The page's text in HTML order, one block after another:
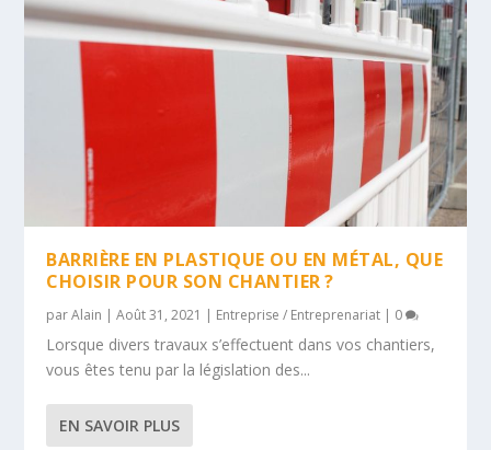
BARRIÈRE EN PLASTIQUE OU EN MÉTAL, QUE
CHOISIR POUR SON CHANTIER ?
parAlain |Août 31, 2021 | Entreprise / Entreprenariat | 0
Lorsque divers travaux s’effectuent dans vos chantiers,
vous êtes tenu par la législation des...
EN SAVOIR PLUS